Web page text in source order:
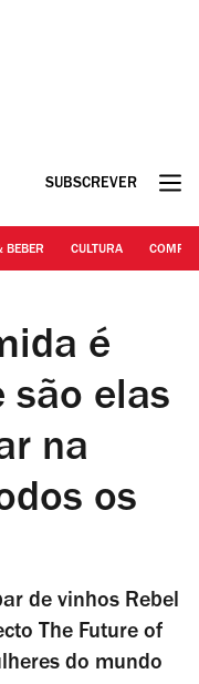
SUBSCREVER
BEBER CULTURA
é
são elas
na
os
de vinhos Rebel
The Future of
do mundo